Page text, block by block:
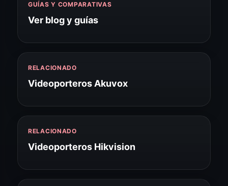
GUÍAS Y COMPARATIVAS
Ver blog y guías
RELACIONADO
Videoporteros Akuvox
RELACIONADO
Videoporteros Hikvision